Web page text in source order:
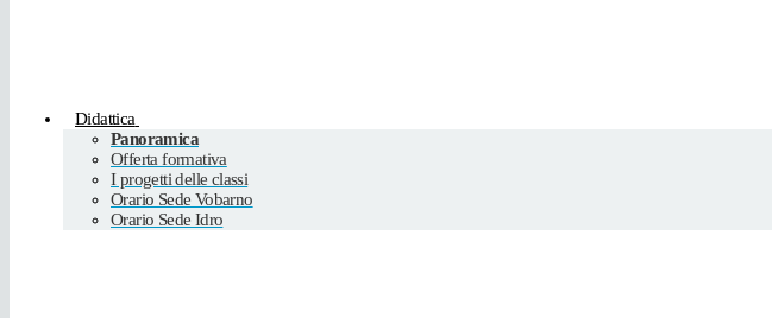
Didattica
Panoramica
Offerta formativa
I progetti delle classi
Orario Sede Vobarno
Orario Sede Idro